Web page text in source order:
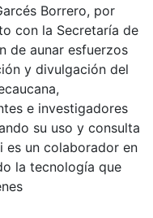
Borrero, por
con la Secretaría de
de aunar esfuerzos
y divulgación del
e investigadores
su uso y consulta
es un colaborador en
la tecnología que